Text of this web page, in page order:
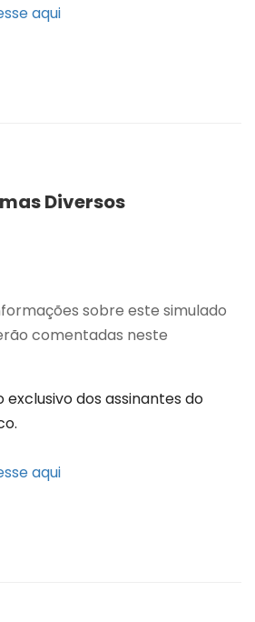
aqui
Diversos
sobre este simulado
comentadas neste
exclusivo dos assinantes do
aqui